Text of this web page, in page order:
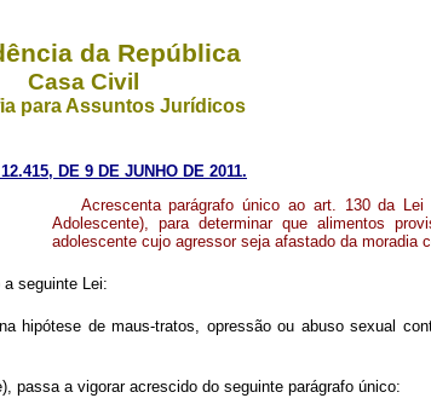
da República
Casa Civil
para Assuntos Jurídicos
DE 9 DE JUNHO DE 2011.
Acrescenta parágrafo único ao art. 130 da
Adolescente), para determinar que alimentos
adolescente cujo agressor seja afastado da moradia
seguinte Lei:
hipótese de maus-tratos, opressão ou abuso sexual
passa a vigorar acrescido do seguinte parágrafo único: